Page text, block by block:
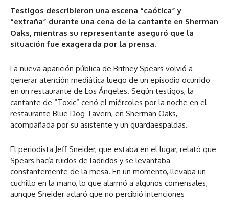
Testigos describieron una escena “caótica” y
“extraña” durante una cena de la cantante en Sherman
Oaks, mientras su representante aseguró que la
situación fue exagerada por la prensa.
La nueva aparición pública de Britney Spears volvió a
generar atención mediática luego de un episodio ocurrido
en un restaurante de Los Ángeles. Según testigos, la
cantante de “Toxic” cenó el miércoles por la noche en el
restaurante Blue Dog Tavern, en Sherman Oaks,
acompañada por su asistente y un guardaespaldas.
El periodista Jeff Sneider, que estaba en el lugar, relató que
Spears hacía ruidos de ladridos y se levantaba
constantemente de la mesa. En un momento, llevaba un
cuchillo en la mano, lo que alarmó a algunos comensales,
aunque Sneider aclaró que no percibió intenciones